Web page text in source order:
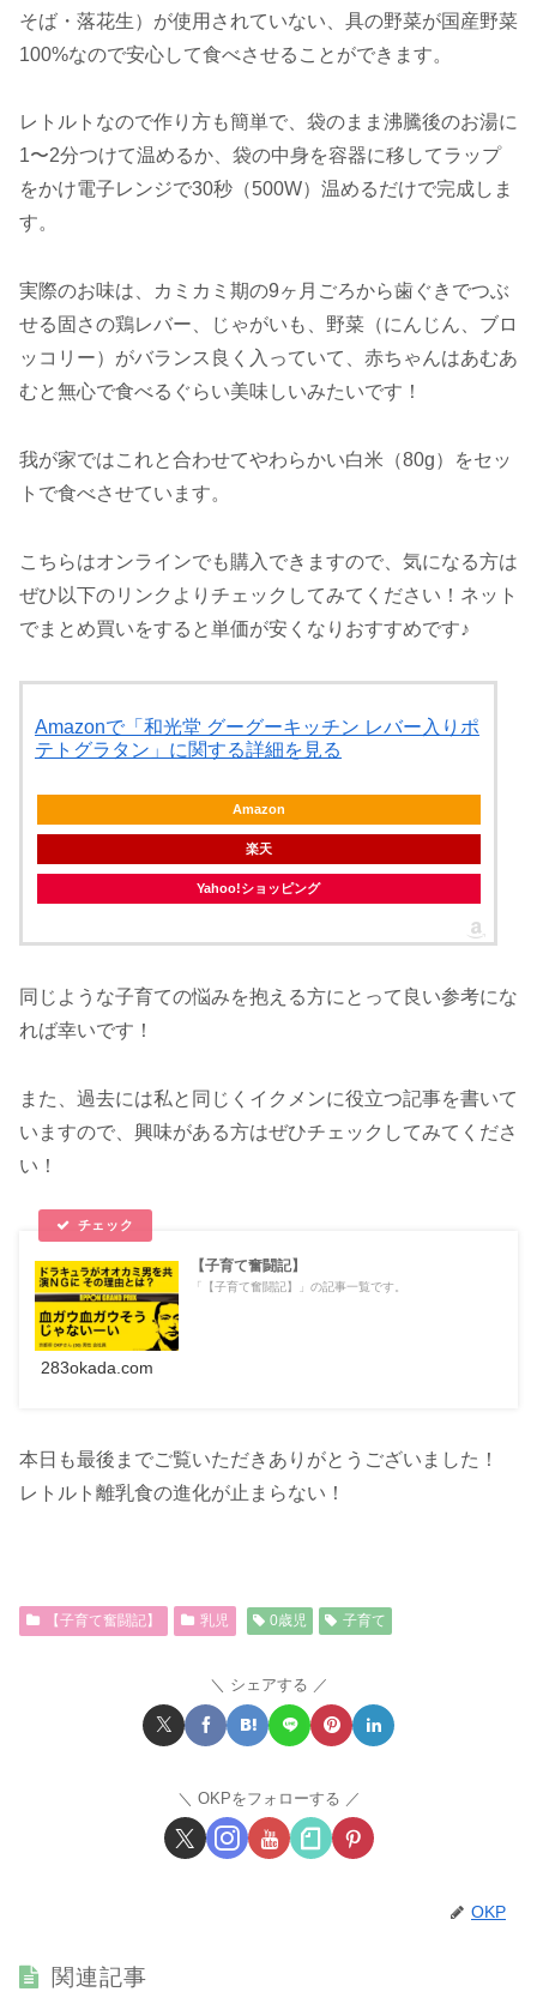
そば・落花生）が使用されていない、具の野菜が国産野菜
100%なので安心して食べさせることができます。
レトルトなので作り方も簡単で、袋のまま沸騰後のお湯に
1〜2分つけて温めるか、袋の中身を容器に移してラップ
をかけ電子レンジで30秒（500W）温めるだけで完成しま
す。
実際のお味は、カミカミ期の9ヶ月ごろから歯ぐきでつぶ
せる固さの鶏レバー、じゃがいも、野菜（にんじん、ブロ
ッコリー）がバランス良く入っていて、赤ちゃんはあむあ
むと無心で食べるぐらい美味しいみたいです！
我が家ではこれと合わせてやわらかい白米（80g）をセッ
トで食べさせています。
こちらはオンラインでも購入できますので、気になる方は
ぜひ以下のリンクよりチェックしてみてください！ネット
でまとめ買いをすると単価が安くなりおすすめです♪
Amazonで「和光堂 グーグーキッチン レバー入りポ
テトグラタン」に関する詳細を見る
Amazon
楽天
Yahoo!ショッピング
同じような子育ての悩みを抱える方にとって良い参考にな
れば幸いです！
また、過去には私と同じくイクメンに役立つ記事を書いて
いますので、興味がある方はぜひチェックしてみてくださ
い！
【子育て奮闘記】
「【子育て奮闘記】」の記事一覧です。
283okada.com
本日も最後までご覧いただきありがとうございました！
レトルト離乳食の進化が止まらない！
【子育て奮闘記】 乳児 0歳児 子育て
シェアする
OKPをフォローする
OKP
関連記事